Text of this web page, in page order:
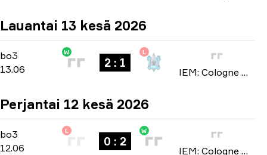
Lauantai 13 kesä 2026
bo3
bo3
13.06
W
2 : 1
L
IEM: Cologne Major 2026
Perjantai 12 kesä 2026
bo3
bo3
12.06
L
0 : 2
W
IEM: Cologne Major 2026